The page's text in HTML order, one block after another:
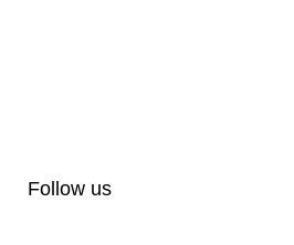
Follow us